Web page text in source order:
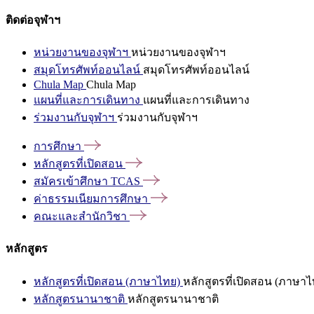
ติดต่อจุฬาฯ
หน่วยงานของจุฬาฯ หน่วยงานของจุฬาฯ
สมุดโทรศัพท์ออนไลน์ สมุดโทรศัพท์ออนไลน์
Chula Map Chula Map
แผนที่และการเดินทาง แผนที่และการเดินทาง
ร่วมงานกับจุฬาฯ ร่วมงานกับจุฬาฯ
การศึกษา
หลักสูตรที่เปิดสอน
สมัครเข้าศึกษา TCAS
ค่าธรรมเนียมการศึกษา
คณะและสำนักวิชา
หลักสูตร
หลักสูตรที่เปิดสอน (ภาษาไทย) หลักสูตรที่เปิดสอน (ภาษาไ
หลักสูตรนานาชาติ หลักสูตรนานาชาติ